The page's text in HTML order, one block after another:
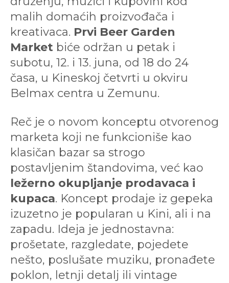
malih domaćih proizvođača i
kreativaca. Prvi Beer Garden
Market biće održan u petak i
subotu, 12. i 13. juna, od 18 do 24
časa, u Kineskoj četvrti u okviru
Belmax centra u Zemunu.
Reč je o novom konceptu otvorenog
marketa koji ne funkcioniše kao
klasičan bazar sa strogo
postavljenim štandovima, već kao
ležerno okupljanje prodavaca i
kupaca. Koncept prodaje iz gepeka
izuzetno je popularan u Kini, ali i na
zapadu. Ideja je jednostavna:
prošetate, razgledate, pojedete
nešto, poslušate muziku, pronađete
poklon, letnji detalj ili vintage